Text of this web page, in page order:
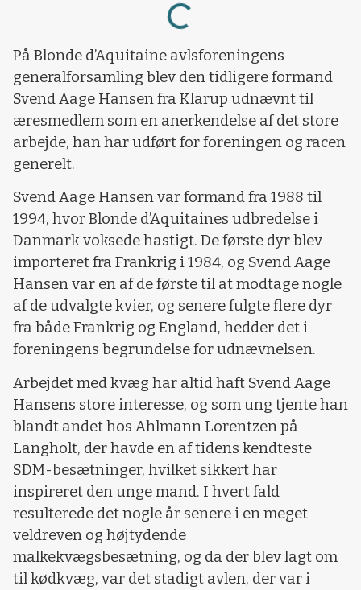
Loading...
På Blonde d’Aquitaine avlsforeningens
generalforsamling blev den tidligere formand
Svend Aage Hansen fra Klarup udnævnt til
æresmedlem som en anerkendelse af det store
arbejde, han har udført for foreningen og racen
generelt.
Svend Aage Hansen var formand fra 1988 til
1994, hvor Blonde d’Aquitaines udbredelse i
Danmark voksede hastigt. De første dyr blev
importeret fra Frankrig i 1984, og Svend Aage
Hansen var en af de første til at modtage nogle
af de udvalgte kvier, og senere fulgte flere dyr
fra både Frankrig og England, hedder det i
foreningens begrundelse for udnævnelsen.
Arbejdet med kvæg har altid haft Svend Aage
Hansens store interesse, og som ung tjente han
blandt andet hos Ahlmann Lorentzen på
Langholt, der havde en af tidens kendteste
SDM-besætninger, hvilket sikkert har
inspireret den unge mand. I hvert fald
resulterede det nogle år senere i en meget
veldreven og højtydende
malkekvægsbesætning, og da der blev lagt om
til kødkvæg, var det stadigt avlen, der var i